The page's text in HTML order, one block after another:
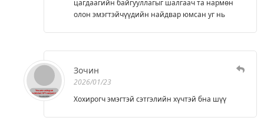
цагдаагийн байгууллагыг шалгаач та нармөн
олон эмэгтэйчүүдийн найдвар юмсан уг нь
Зочин
2026/01/23
Хохирогч эмэгтэй сэтгэлийн хүчтэй бна шүү